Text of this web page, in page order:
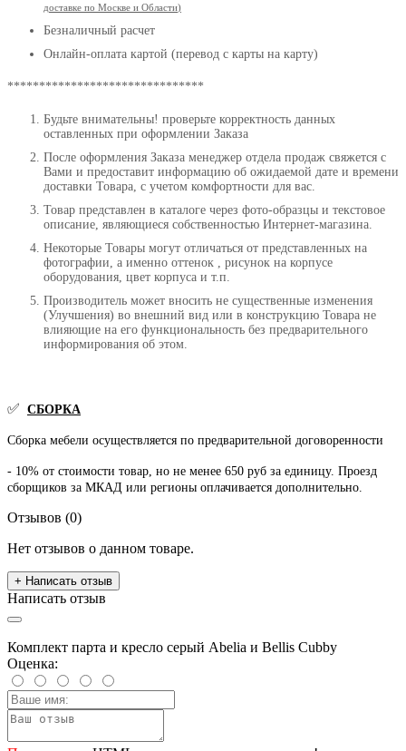
доставке по Москве и Области)
Безналичный расчет
Онлайн-оплата картой (перевод с карты на карту)
*******************************
Будьте внимательны! проверьте корректность данных
оставленных при оформлении Заказа
После оформления Заказа менеджер отдела продаж свяжется с
Вами и предоставит информацию об ожидаемой дате и времени
доставки Товара, с учетом комфортности для вас.
Товар представлен в каталоге через фото-образцы и текстовое
описание, являющиеся собственностью Интернет-магазина.
Некоторые Товары могут отличаться от представленных на
фотографии, а именно оттенок , рисунок на корпусе
оборудования, цвет корпуса и т.п.
Производитель может вносить не существенные изменения
(Улучшения) во внешний вид или в конструкцию Товара не
влияющие на его функциональность без предварительного
информирования об этом.
✅ СБОРКА
Сборка мебели осуществляется по предварительной договоренности
- 10% от стоимости товар, но не менее 650 руб за единицу. Проезд
сборщиков за МКАД или регионы оплачивается дополнительно.
Отзывов (0)
Нет отзывов о данном товаре.
+ Написать отзыв
Написать отзыв
Комплект парта и кресло серый Abelia и Bellis Cubby
Оценка: